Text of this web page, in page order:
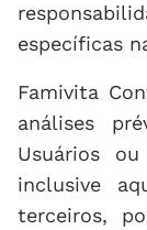
específicas
Famivita
análises
Usuários
inclusive
terceiros,